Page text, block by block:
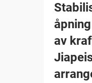
av